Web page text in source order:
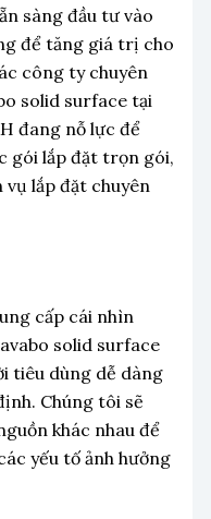
sàng đầu tư vào
để tăng giá trị cho
công ty chuyên
solid surface tại
đang nỗ lực để
gói lắp đặt trọn gói,
vụ lắp đặt chuyên
cấp cái nhìn
solid surface
tiêu dùng dễ dàng
Chúng tôi sẽ
khác nhau để
yếu tố ảnh hưởng